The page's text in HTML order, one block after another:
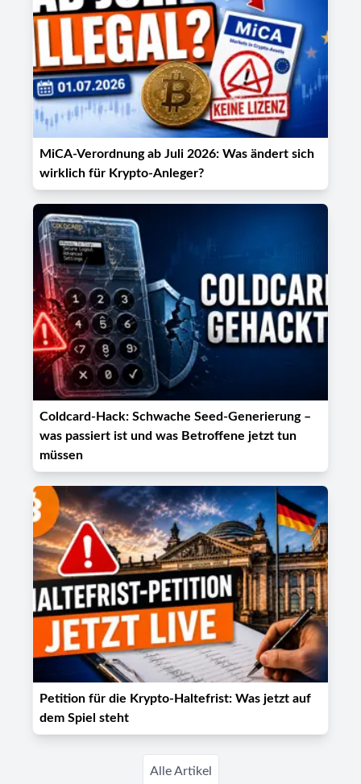
MiCA-Verordnung ab Juli 2026: Was ändert sich
wirklich für Krypto-Anleger?
Coldcard-Hack: Schwache Seed-Generierung –
was passiert ist und was Betroffene jetzt tun
müssen
Petition für die Krypto-Haltefrist: Was jetzt auf
dem Spiel steht
Alle Artikel